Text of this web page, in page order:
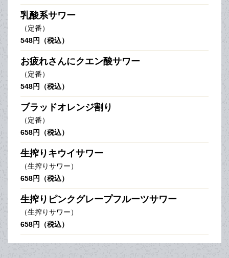
乳酸系サワー
（定番）
548円（税込）
お疲れさんにクエン酸サワー
（定番）
548円（税込）
ブラッドオレンジ割り
（定番）
658円（税込）
生搾りキウイサワー
（生搾りサワー）
658円（税込）
生搾りピンクグレープフルーツサワー
（生搾りサワー）
658円（税込）